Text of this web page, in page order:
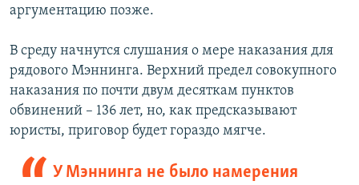
аргументацию позже.
В среду начнутся слушания о мере наказания для
рядового Мэннинга. Верхний предел совокупного
наказания по почти двум десяткам пунктов
обвинений – 136 лет, но, как предсказывают
юристы, приговор будет гораздо мягче.
У Мэннинга не было намерения